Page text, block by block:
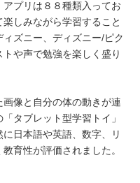
プリは８８種類入ってお
しみながら学習すること
ズニー、ディズニー/ピク
や声で勉強を楽しく盛り
像と自分の体の動きが連
タブレット型学習トイ」
日本語や英語、数字、リ
育性が評価されました。